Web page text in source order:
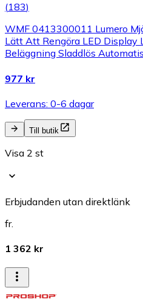
(183)
WMF 0413300011 Lumero
Lätt Att Rengöra LED Display
Beläggning Sladdlös
977 kr
Leverans: 0-6 dagar
Till butik
Visa 2 st
Erbjudanden utan direktlänk
fr.
1 362 kr